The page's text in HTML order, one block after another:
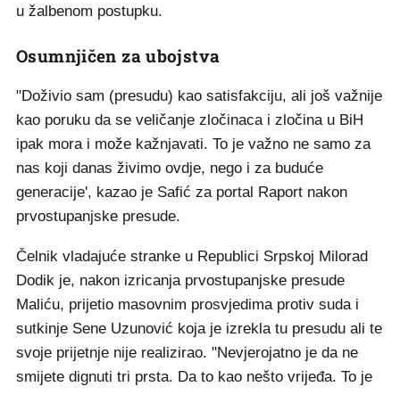
u žalbenom postupku.
Osumnjičen za ubojstva
"Doživio sam (presudu) kao satisfakciju, ali još važnije
kao poruku da se veličanje zločinaca i zločina u BiH
ipak mora i može kažnjavati. To je važno ne samo za
nas koji danas živimo ovdje, nego i za buduće
generacije', kazao je Safić za portal Raport nakon
prvostupanjske presude.
Čelnik vladajuće stranke u Republici Srpskoj Milorad
Dodik je, nakon izricanja prvostupanjske presude
Maliću, prijetio masovnim prosvjedima protiv suda i
sutkinje Sene Uzunović koja je izrekla tu presudu ali te
svoje prijetnje nije realizirao. "Nevjerojatno je da ne
smijete dignuti tri prsta. Da to kao nešto vrijeđa. To je